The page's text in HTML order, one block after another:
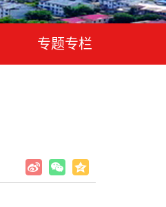
专题专栏